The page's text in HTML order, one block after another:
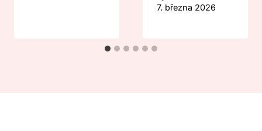
7. března 2026